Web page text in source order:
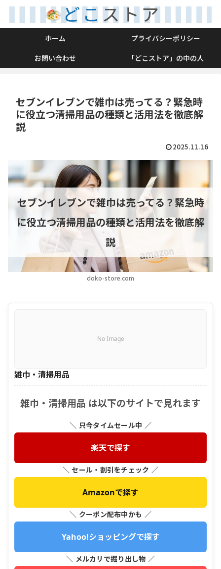
ホーム
プライバシーポリシー
お問い合わせ
「どこストア」の中の人
セブンイレブンで雑巾は売ってる？緊急時
に役立つ清掃用品の種類と活用法を徹底解
説
2025.11.16
doko-store.com
セブンイレブンで雑巾は売ってる？緊急時
に役立つ清掃用品の種類と活用法を徹底解
説
No Image
雑巾・清掃用品
雑巾・清掃用品 は以下のサイトで見れます
＼ 只今タイムセール中 ／
楽天で探す
＼ セール・割引をチェック ／
Amazonで探す
＼ クーポン配布中かも ／
Yahoo!ショッピングで探す
＼ メルカリで掘り出し物 ／